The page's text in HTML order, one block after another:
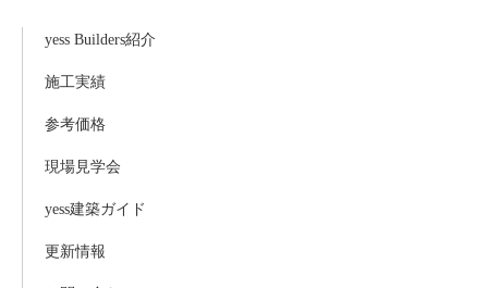
yess Builders紹介
施工実績
参考価格
現場見学会
yess建築ガイド
更新情報